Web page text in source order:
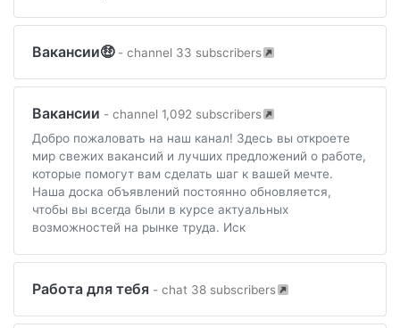
Вакансии🤑 - channel 33 subscribers
Вакансии - channel 1,092 subscribers
Добро пожаловать на наш канал! Здесь вы откроете
мир свежих вакансий и лучших предложений о работе,
которые помогут вам сделать шаг к вашей мечте.
Наша доска объявлений постоянно обновляется,
чтобы вы всегда были в курсе актуальных
возможностей на рынке труда. Иск
Работа для тебя - chat 38 subscribers